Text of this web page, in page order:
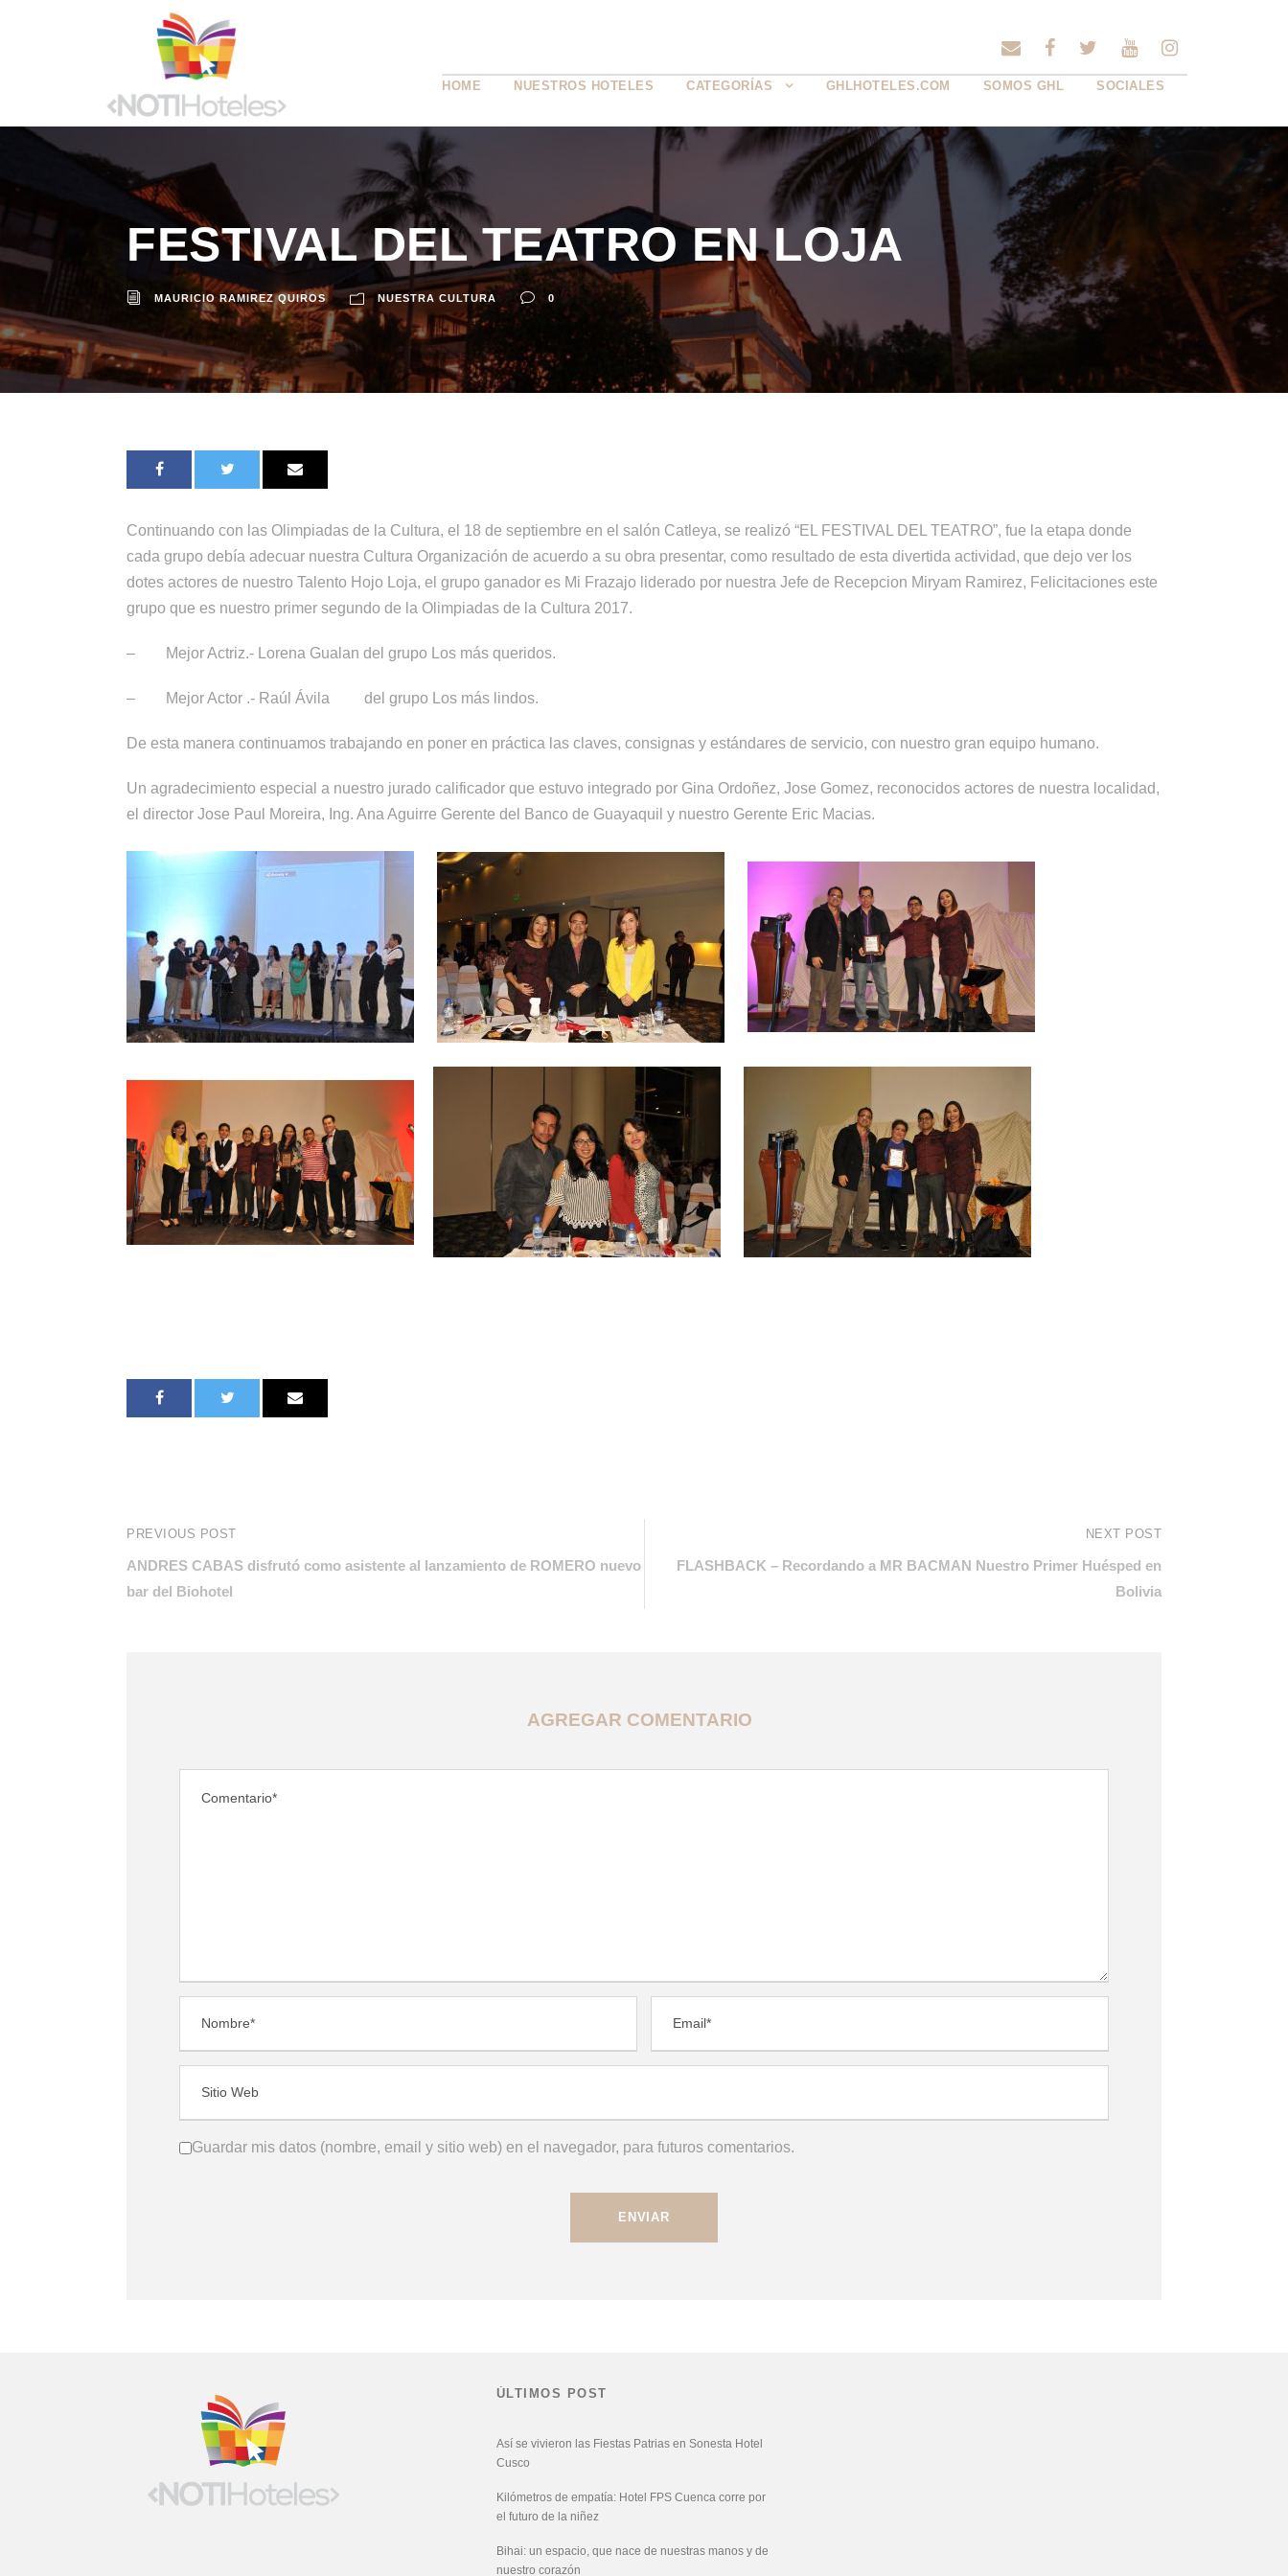
HOME NUESTROS HOTELES CATEGORÍAS GHLHOTELES.COM SOMOS GHL SOCIALES
FESTIVAL DEL TEATRO EN LOJA
MAURICIO RAMIREZ QUIROS NUESTRA CULTURA 0
Continuando con las Olimpiadas de la Cultura, el 18 de septiembre en el salón Catleya, se realizó “EL FESTIVAL DEL TEATRO”, fue la etapa donde
cada grupo debía adecuar nuestra Cultura Organización de acuerdo a su obra presentar, como resultado de esta divertida actividad, que dejo ver los
dotes actores de nuestro Talento Hojo Loja, el grupo ganador es Mi Frazajo liderado por nuestra Jefe de Recepcion Miryam Ramirez, Felicitaciones este
grupo que es nuestro primer segundo de la Olimpiadas de la Cultura 2017.
– Mejor Actriz.- Lorena Gualan del grupo Los más queridos.
– Mejor Actor .- Raúl Ávila del grupo Los más lindos.
De esta manera continuamos trabajando en poner en práctica las claves, consignas y estándares de servicio, con nuestro gran equipo humano.
Un agradecimiento especial a nuestro jurado calificador que estuvo integrado por Gina Ordoñez, Jose Gomez, reconocidos actores de nuestra localidad,
el director Jose Paul Moreira, Ing. Ana Aguirre Gerente del Banco de Guayaquil y nuestro Gerente Eric Macias.
PREVIOUS POST
ANDRES CABAS disfrutó como asistente al lanzamiento de ROMERO nuevo
bar del Biohotel
NEXT POST
FLASHBACK – Recordando a MR BACMAN Nuestro Primer Huésped en
Bolivia
AGREGAR COMENTARIO
Guardar mis datos (nombre, email y sitio web) en el navegador, para futuros comentarios.
ÚLTIMOS POST
Así se vivieron las Fiestas Patrias en Sonesta Hotel
Cusco
Kilómetros de empatía: Hotel FPS Cuenca corre por
el futuro de la niñez
Bihai: un espacio, que nace de nuestras manos y de
nuestro corazón